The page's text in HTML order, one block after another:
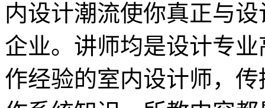
内设计潮流使你真正与
企业。讲师均是设计专
作经验的室内设计师，